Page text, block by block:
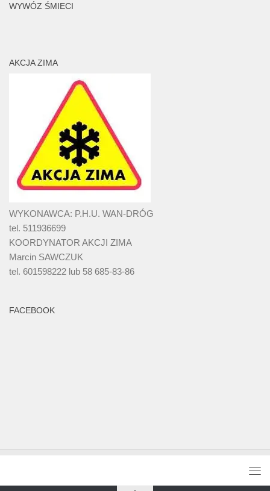
WYWÓZ ŚMIECI
AKCJA ZIMA
WYKONAWCA: P.H.U. WAN-DRÓG
tel. 511936699
KOORDYNATOR AKCJI ZIMA
Marcin SAWCZUK
tel. 601598222 lub 58 685-83-86
FACEBOOK